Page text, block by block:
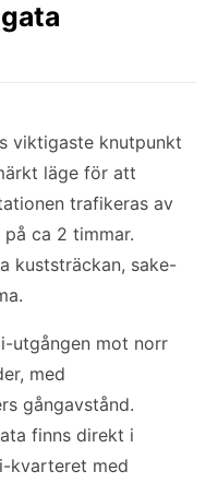
viktigaste knutpunkt
läge för att
trafikeras av
ca 2 timmar.
kuststräckan, sake-
utgången mot norr
med
gångavstånd.
finns direkt i
kvarteret med